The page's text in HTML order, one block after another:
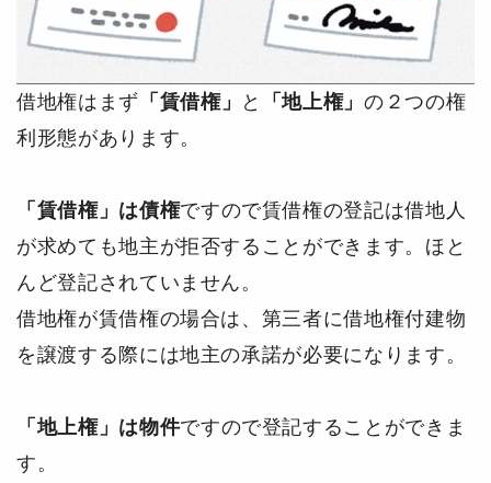
借地権はまず 「賃借権」 と 「地上権」の２つの権
利形態があります。
「賃借権」は債権ですので賃借権の登記は借地人
が求めても地主が拒否することができます。 ほと
んど登記されていません。
借地権が賃借権の場合は、第三者に借地権付建物
を譲渡する際には地主の承諾が必要になります。
「地上権」は物件ですので登記することができま
す。